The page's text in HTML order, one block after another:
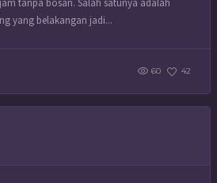
yang belakangan jadi...
60 42